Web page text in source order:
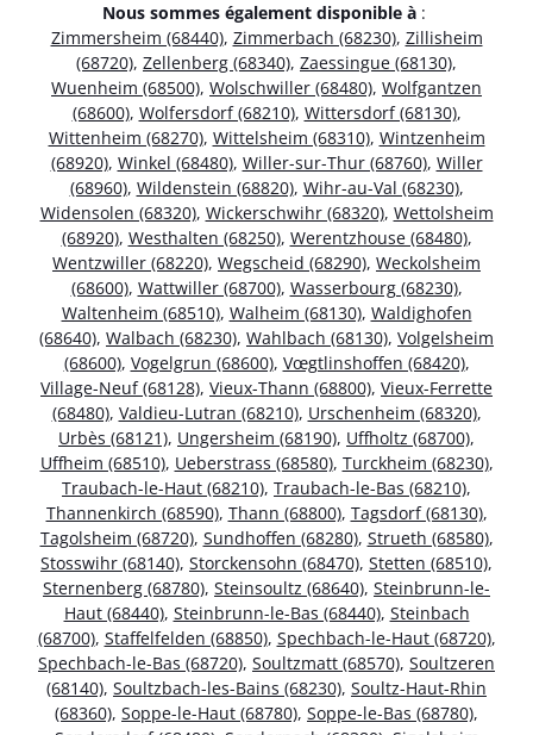
Nous sommes également disponible à :
Zimmersheim (68440), Zimmerbach (68230), Zillisheim
(68720), Zellenberg (68340), Zaessingue (68130),
Wuenheim (68500), Wolschwiller (68480), Wolfgantzen
(68600), Wolfersdorf (68210), Wittersdorf (68130),
Wittenheim (68270), Wittelsheim (68310), Wintzenheim
(68920), Winkel (68480), Willer-sur-Thur (68760), Willer
(68960), Wildenstein (68820), Wihr-au-Val (68230),
Widensolen (68320), Wickerschwihr (68320), Wettolsheim
(68920), Westhalten (68250), Werentzhouse (68480),
Wentzwiller (68220), Wegscheid (68290), Weckolsheim
(68600), Wattwiller (68700), Wasserbourg (68230),
Waltenheim (68510), Walheim (68130), Waldighofen
(68640), Walbach (68230), Wahlbach (68130), Volgelsheim
(68600), Vogelgrun (68600), Vœgtlinshoffen (68420),
Village-Neuf (68128), Vieux-Thann (68800), Vieux-Ferrette
(68480), Valdieu-Lutran (68210), Urschenheim (68320),
Urbès (68121), Ungersheim (68190), Uffholtz (68700),
Uffheim (68510), Ueberstrass (68580), Turckheim (68230),
Traubach-le-Haut (68210), Traubach-le-Bas (68210),
Thannenkirch (68590), Thann (68800), Tagsdorf (68130),
Tagolsheim (68720), Sundhoffen (68280), Strueth (68580),
Stosswihr (68140), Storckensohn (68470), Stetten (68510),
Sternenberg (68780), Steinsoultz (68640), Steinbrunn-le-
Haut (68440), Steinbrunn-le-Bas (68440), Steinbach
(68700), Staffelfelden (68850), Spechbach-le-Haut (68720),
Spechbach-le-Bas (68720), Soultzmatt (68570), Soultzeren
(68140), Soultzbach-les-Bains (68230), Soultz-Haut-Rhin
(68360), Soppe-le-Haut (68780), Soppe-le-Bas (68780),